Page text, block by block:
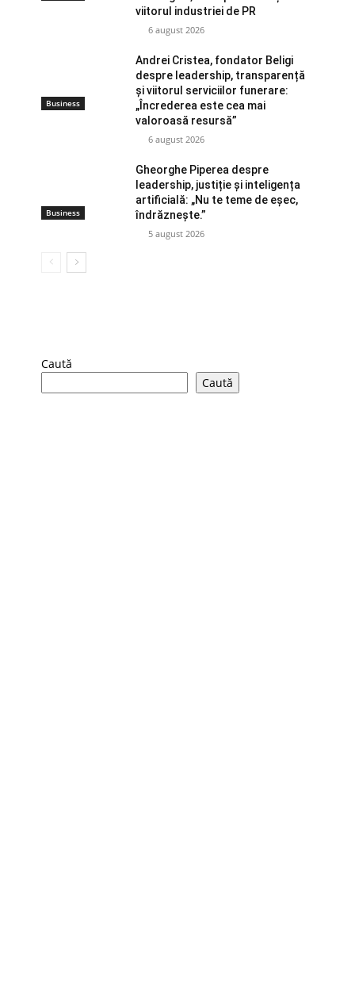
viitorul industriei de PR
6 august 2026
Business
Andrei Cristea, fondator Beligi
despre leadership, transparență
și viitorul serviciilor funerare:
„Încrederea este cea mai
valoroasă resursă”
6 august 2026
Business
Gheorghe Piperea despre
leadership, justiție și inteligența
artificială: „Nu te teme de eșec,
îndrăznește.”
5 august 2026
Caută
Caută